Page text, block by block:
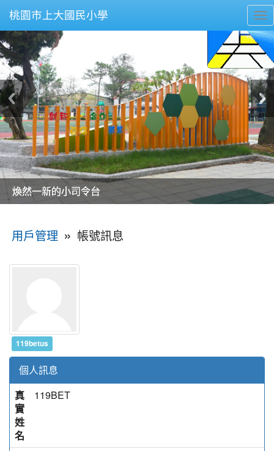
桃園市上大國民小學
美麗的操場是我們活力的來源
美麗的操場是我們活力的來源
煥然一新的小司令台
煥然一新的小司令台
富含桃園埤塘田園風光意象的中廊
富含桃園埤塘田園風光意象的中廊
嶄新的中庭廣場
嶄新的中庭廣場
水生池生生不息
水生池生生不息
用戶管理 » 帳號訊息
119betus
個人訊息
真
實
姓
名
119BET